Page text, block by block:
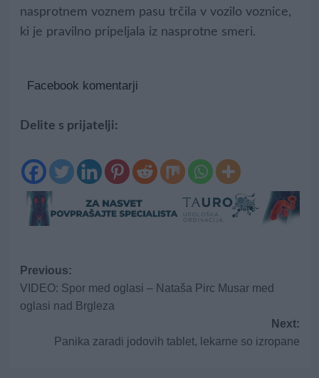
nasprotnem voznem pasu trčila v vozilo voznice,
ki je pravilno pripeljala iz nasprotne smeri.
Facebook komentarji
Delite s prijatelji:
Post
navigation
Previous:
VIDEO: Spor med oglasi – Nataša Pirc Musar med
oglasi nad Brgleza
Next:
Panika zaradi jodovih tablet, lekarne so izropane